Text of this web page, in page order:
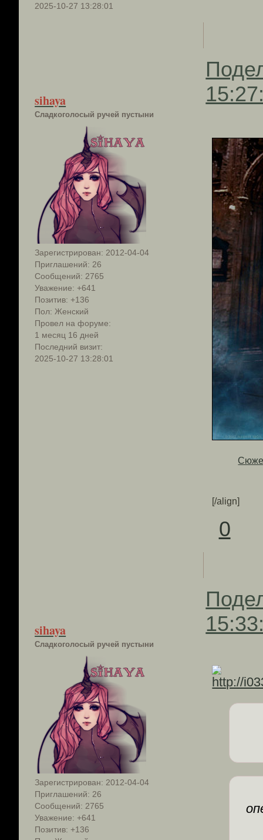
2025-10-27 13:28:01
sihaya
Сладкоголосый ручей пустыни
Зарегистрирован: 2012-04-04
Приглашений: 26
Сообщений: 2765
Уважение: +641
Позитив: +136
Пол: Женский
Провел на форуме:
1 месяц 16 дней
Последний визит:
2025-10-27 13:28:01
[/align]
0
sihaya
Сладкоголосый ручей пустыни
Зарегистрирован: 2012-04-04
Приглашений: 26
Сообщений: 2765
Уважение: +641
Позитив: +136